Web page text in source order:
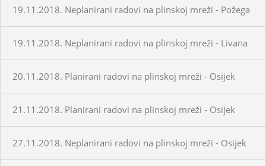
19.11.2018. Neplanirani radovi na plinskoj mreži - Požega
19.11.2018. Neplanirani radovi na plinskoj mreži - Livana
20.11.2018. Planirani radovi na plinskoj mreži - Osijek
21.11.2018. Planirani radovi na plinskoj mreži - Osijek
27.11.2018. Neplanirani radovi na plinskoj mreži - Osijek